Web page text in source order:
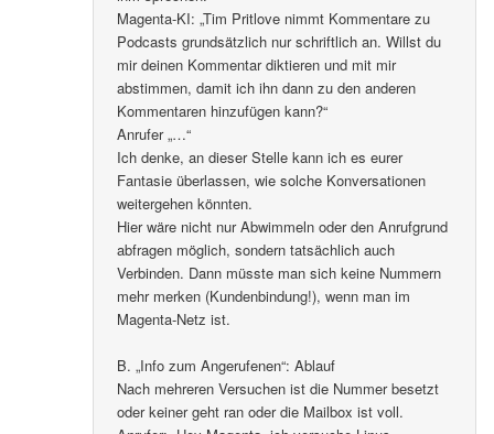
Magenta-KI: „Tim Pritlove nimmt Kommentare zu
Podcasts grundsätzlich nur schriftlich an. Willst du
mir deinen Kommentar diktieren und mit mir
abstimmen, damit ich ihn dann zu den anderen
Kommentaren hinzufügen kann?“
Anrufer „…“
Ich denke, an dieser Stelle kann ich es eurer
Fantasie überlassen, wie solche Konversationen
weitergehen könnten.
Hier wäre nicht nur Abwimmeln oder den Anrufgrund
abfragen möglich, sondern tatsächlich auch
Verbinden. Dann müsste man sich keine Nummern
mehr merken (Kundenbindung!), wenn man im
Magenta-Netz ist.
B. „Info zum Angerufenen“: Ablauf
Nach mehreren Versuchen ist die Nummer besetzt
oder keiner geht ran oder die Mailbox ist voll.